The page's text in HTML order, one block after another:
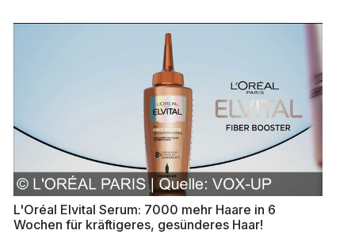
L'Oréal Elvital Serum: 7000 mehr Haare in 6
Wochen für kräftigeres, gesünderes Haar!